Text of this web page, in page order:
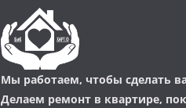
Мы работаем, чтобы сделать
Делаем ремонт в квартире,